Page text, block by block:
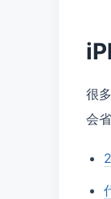
很
会